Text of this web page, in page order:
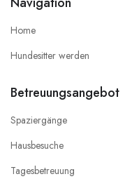
Home
Hundesitter werden
Betreuungsangebot
Spaziergänge
Hausbesuche
Tagesbetreuung